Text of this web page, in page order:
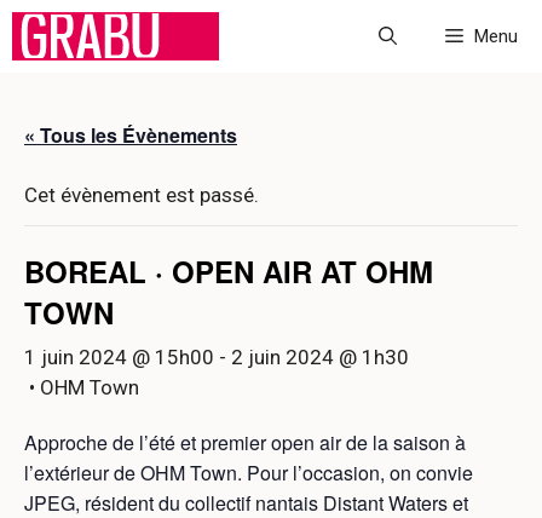
Aller
Menu
« Tous les Évènements
Cet évènement est passé.
BOREAL · OPEN AIR AT OHM
TOWN
1 juin 2024 @ 15h00 - 2 juin 2024 @ 1h30
• OHM Town
Approche de l’été et premier open air de la saison à
l’extérieur de OHM Town. Pour l’occasion, on convie
JPEG, résident du collectif nantais Distant Waters et